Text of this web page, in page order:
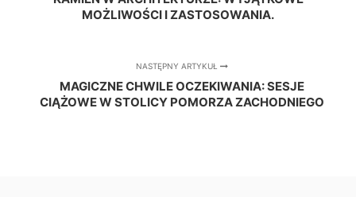
MOŻLIWOŚCI I ZASTOSOWANIA.
NASTĘPNY ARTYKUŁ
MAGICZNE CHWILE OCZEKIWANIA: SESJE
CIĄŻOWE W STOLICY POMORZA ZACHODNIEGO